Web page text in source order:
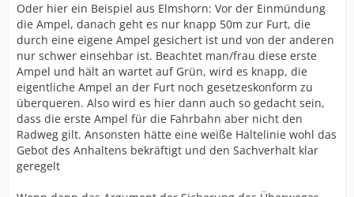
Oder hier ein Beispiel aus Elmshorn: Vor der Einmündung
die Ampel, danach geht es nur knapp 50m zur Furt, die
durch eine eigene Ampel gesichert ist und von der anderen
nur schwer einsehbar ist. Beachtet man/frau diese erste
Ampel und hält an wartet auf Grün, wird es knapp, die
eigentliche Ampel an der Furt noch gesetzeskonform zu
überqueren. Also wird es hier dann auch so gedacht sein,
dass die erste Ampel für die Fahrbahn aber nicht den
Radweg gilt. Ansonsten hätte eine weiße Haltelinie wohl das
Gebot des Anhaltens bekräftigt und den Sachverhalt klar
geregelt